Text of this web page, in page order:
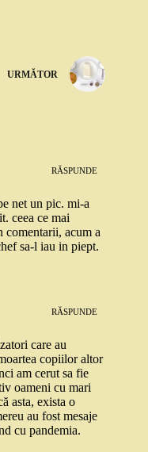
URMĂTOR
RĂSPUNDE
net un pic. mi-a
ceea ce mai
comentarii, acum a
sa-l iau in piept.
RĂSPUNDE
care au
copiilor altor
am cerut sa fie
oameni cu mari
asta, exista o
au fost mesaje
cu pandemia.